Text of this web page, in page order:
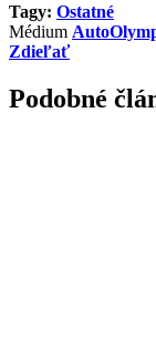
Tagy: Ostatné
Médium
Zdieľať
Podobné